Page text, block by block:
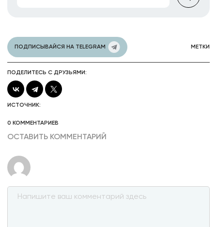
ПОДПИСЫВАЙСЯ НА TELEGRAM МЕТКИ
ПОДЕЛИТЕСЬ С ДРУЗЬЯМИ:
ИСТОЧНИК:
0 КОММЕНТАРИЕВ
ОСТАВИТЬ КОММЕНТАРИЙ